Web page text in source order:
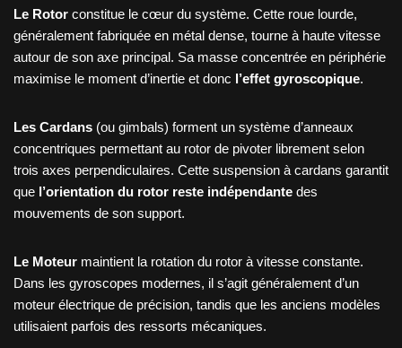
Le Rotor constitue le cœur du système. Cette roue lourde,
généralement fabriquée en métal dense, tourne à haute vitesse
autour de son axe principal. Sa masse concentrée en périphérie
maximise le moment d’inertie et donc l’effet gyroscopique.
Les Cardans (ou gimbals) forment un système d’anneaux
concentriques permettant au rotor de pivoter librement selon
trois axes perpendiculaires. Cette suspension à cardans garantit
que l’orientation du rotor reste indépendante des
mouvements de son support.
Le Moteur maintient la rotation du rotor à vitesse constante.
Dans les gyroscopes modernes, il s’agit généralement d’un
moteur électrique de précision, tandis que les anciens modèles
utilisaient parfois des ressorts mécaniques.